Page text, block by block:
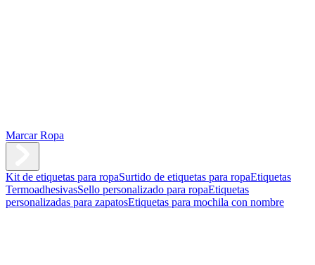
Marcar Ropa
Kit de etiquetas para ropaSurtido de etiquetas para ropaEtiquetas
TermoadhesivasSello personalizado para ropaEtiquetas
personalizadas para zapatosEtiquetas para mochila con nombre